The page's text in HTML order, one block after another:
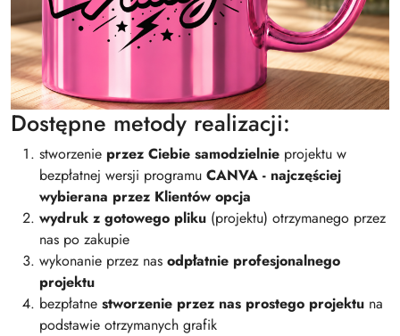
Dostępne metody realizacji:
stworzenie przez Ciebie samodzielnie projektu w
bezpłatnej wersji programu CANVA - najczęściej
wybierana przez Klientów opcja
wydruk z gotowego pliku (projektu) otrzymanego przez
nas po zakupie
wykonanie przez nas odpłatnie profesjonalnego
projektu
bezpłatne stworzenie przez nas prostego projektu na
podstawie otrzymanych grafik